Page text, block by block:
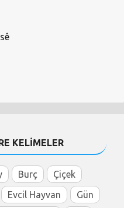
KELİMELER
Burç
Çiçek
Evcil Hayvan
Gün